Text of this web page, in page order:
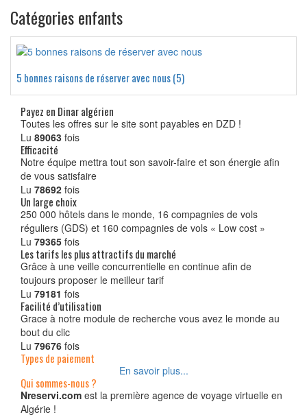
Catégories enfants
5 bonnes raisons de réserver avec nous (5)
Payez en Dinar algérien
Toutes les offres sur le site sont payables en DZD !
Lu 89063 fois
Efficacité
Notre équipe mettra tout son savoir-faire et son énergie afin
de vous satisfaire
Lu 78692 fois
Un large choix
250 000 hôtels dans le monde, 16 compagnies de vols
réguliers (GDS) et 160 compagnies de vols « Low cost »
Lu 79365 fois
Les tarifs les plus attractifs du marché
Grâce à une veille concurrentielle en continue afin de
toujours proposer le meilleur tarif
Lu 79181 fois
Facilité d’utilisation
Grace à notre module de recherche vous avez le monde au
bout du clic
Lu 79676 fois
Types de paiement
En savoir plus...
Qui sommes-nous ?
Nreservi.com est la première agence de voyage virtuelle en
Algérie !